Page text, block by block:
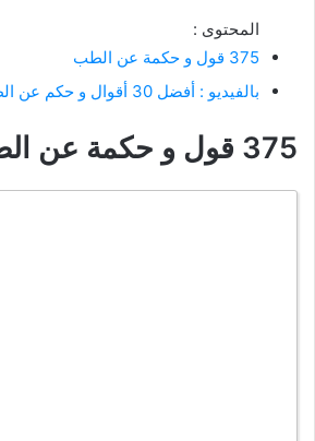
المحتوى :
375 قول و حكمة عن الطب
بالفيديو : أفضل 30 أقوال و حكم عن الطب
375 قول و حكمة عن الطب